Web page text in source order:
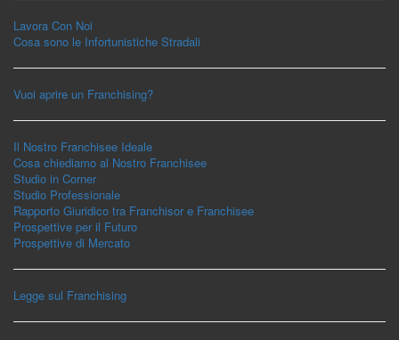
Lavora Con Noi
Cosa sono le Infortunistiche Stradali
Vuoi aprire un Franchising?
Il Nostro Franchisee Ideale
Cosa chiediamo al Nostro Franchisee
Studio in Corner
Studio Professionale
Rapporto Giuridico tra Franchisor e Franchisee
Prospettive per il Futuro
Prospettive di Mercato
Legge sul Franchising